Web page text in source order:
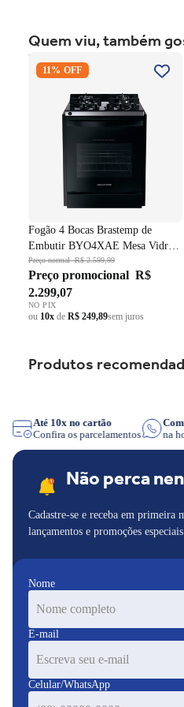
Quem viu, também
Fogão 4 Bocas Brastemp de
Embutir BYO4XAE Mesa
Fundido Dupla Chama Preto
11% OFF
Fogão 4 Bocas Brastemp de
Embutir BYO4XAE Mesa Vidro
Grade em Ferro Fundido Dupla
Chama Preto Bivolt
Preço normalR$ 2.599,99
Preço promocional R$
2.299,07
NO PIX
ou 10x de R$ 249,89sem juros
Produtos
Até 10x no cartão
Confira os parcelamentos
na
Não perca
Cadastre-se e receba em primeira
lançamentos e promoções especiais
Nome
E-mail
Celular/WhatsApp